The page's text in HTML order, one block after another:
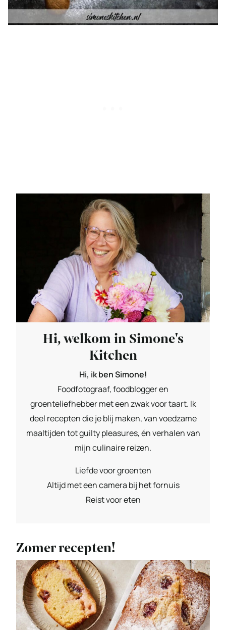
Hi, welkom in Simone's
Kitchen
Hi, ik ben Simone!
Foodfotograaf, foodblogger en
groenteliefhebber met een zwak voor taart. Ik
deel recepten die je blij maken, van voedzame
maaltijden tot guilty pleasures, én verhalen van
mijn culinaire reizen.
Liefde voor groenten
Altijd met een camera bij het fornuis
Reist voor eten
Zomer recepten!